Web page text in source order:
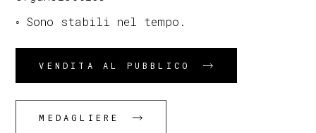
◦ Sono stabili nel tempo.
VENDITA AL PUBBLICO
MEDAGLIERE